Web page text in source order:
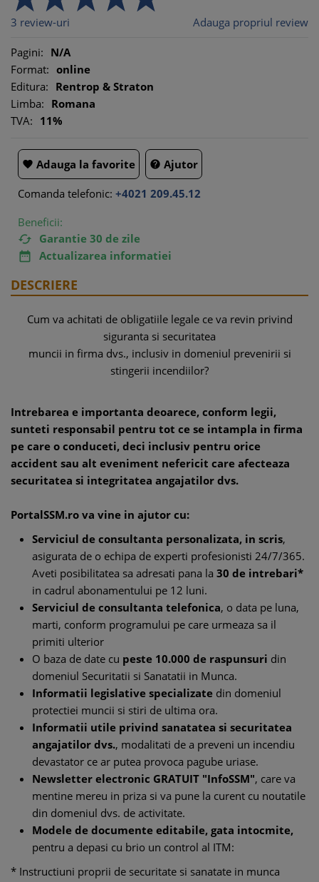
3 review-uri Adauga propriul review
Pagini: N/A
Format: online
Editura: Rentrop & Straton
Limba: Romana
TVA: 11%
 Adauga la favorite  Ajutor
Comanda telefonic: +4021 209.45.12
Beneficii:
 Garantie 30 de zile
 Actualizarea informatiei
DESCRIERE
Cum va achitati de obligatiile legale ce va revin privind
siguranta si securitatea
muncii in firma dvs., inclusiv in domeniul prevenirii si
stingerii incendiilor?
Intrebarea e importanta deoarece, conform legii,
sunteti responsabil pentru tot ce se intampla in firma
pe care o conduceti, deci inclusiv pentru orice
accident sau alt eveniment nefericit care afecteaza
securitatea si integritatea angajatilor dvs.
PortalSSM.ro va vine in ajutor cu:
Serviciul de consultanta personalizata, in scris,
asigurata de o echipa de experti profesionisti 24/7/365.
Aveti posibilitatea sa adresati pana la 30 de intrebari*
in cadrul abonamentului pe 12 luni.
Serviciul de consultanta telefonica, o data pe luna,
marti, conform programului pe care urmeaza sa il
primiti ulterior
O baza de date cu peste 10.000 de raspunsuri din
domeniul Securitatii si Sanatatii in Munca.
Informatii legislative specializate din domeniul
protectiei muncii si stiri de ultima ora.
Informatii utile privind sanatatea si securitatea
angajatilor dvs., modalitati de a preveni un incendiu
devastator ce ar putea provoca pagube uriase.
Newsletter electronic GRATUIT "InfoSSM", care va
mentine mereu in priza si va pune la curent cu noutatile
din domeniul dvs. de activitate.
Modele de documente editabile, gata intocmite,
pentru a depasi cu brio un control al ITM:
* Instructiuni proprii de securitate si sanatate in munca